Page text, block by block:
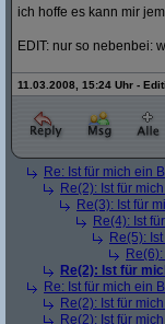
ich hoffe es kann mir
EDIT: nur so nebenbei:
11.03.2008, 15:24 Uhr -
Re: Ist für mich ein
Re(2): Ist für
Re(3): Ist für
Re(4): Ist
Re(5):
Re(2): Ist für
Re: Ist für mich ein
Re(2): Ist für
Re(2): Ist für